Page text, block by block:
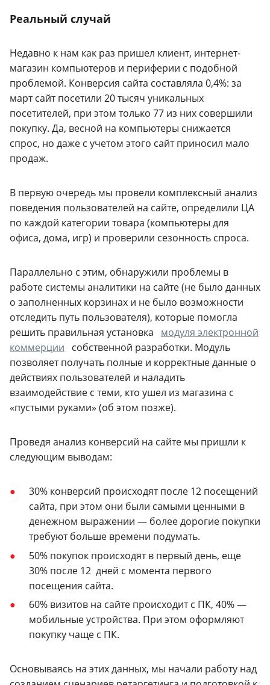
Реальный случай
Недавно к нам как раз пришел клиент, интернет-
магазин компьютеров и периферии с подобной
проблемой. Конверсия сайта составляла 0,4%: за
март сайт посетили 20 тысяч уникальных
посетителей, при этом только 77 из них совершили
покупку. Да, весной на компьютеры снижается
спрос, но даже с учетом этого сайт приносил мало
продаж.
В первую очередь мы провели комплексный анализ
поведения пользователей на сайте, определили ЦА
по каждой категории товара (компьютеры для
офиса, дома, игр) и проверили сезонность спроса.
Параллельно с этим, обнаружили проблемы в
работе системы аналитики на сайте (не было данных
о заполненных корзинах и не было возможности
отследить путь пользователя), которые помогла
решить правильная установка
модуля электронной
коммерции
собственной разработки. Модуль
позволяет получать полные и корректные данные о
действиях пользователей и наладить
взаимодействие с теми, кто ушел из магазина с
«пустыми руками» (об этом позже).
Проведя анализ конверсий на сайте мы пришли к
следующим выводам:
30% конверсий происходят после 12 посещений
сайта, при этом они были самыми ценными в
денежном выражении — более дорогие покупки
требуют больше времени подумать.
50% покупок происходят в первый день, еще
30% после 12 дней с момента первого
посещения сайта.
60% визитов на сайте происходит с ПК, 40% —
мобильные устройства. При этом оформляют
покупку чаще с ПК.
Основываясь на этих данных, мы начали работу над